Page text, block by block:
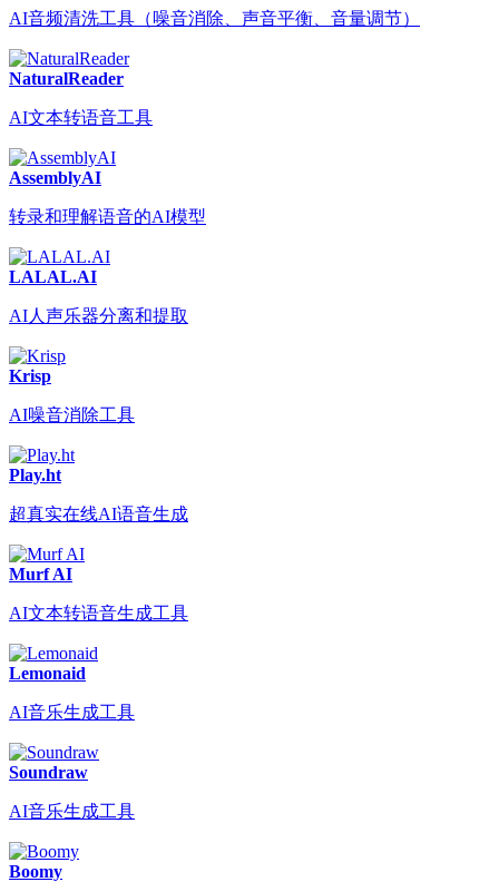
AI音频清洗工具（噪音消除、声音平衡、音量调节）
NaturalReader
AI文本转语音工具
AssemblyAI
转录和理解语音的AI模型
LALAL.AI
AI人声乐器分离和提取
Krisp
AI噪音消除工具
Play.ht
超真实在线AI语音生成
Murf AI
AI文本转语音生成工具
Lemonaid
AI音乐生成工具
Soundraw
AI音乐生成工具
Boomy